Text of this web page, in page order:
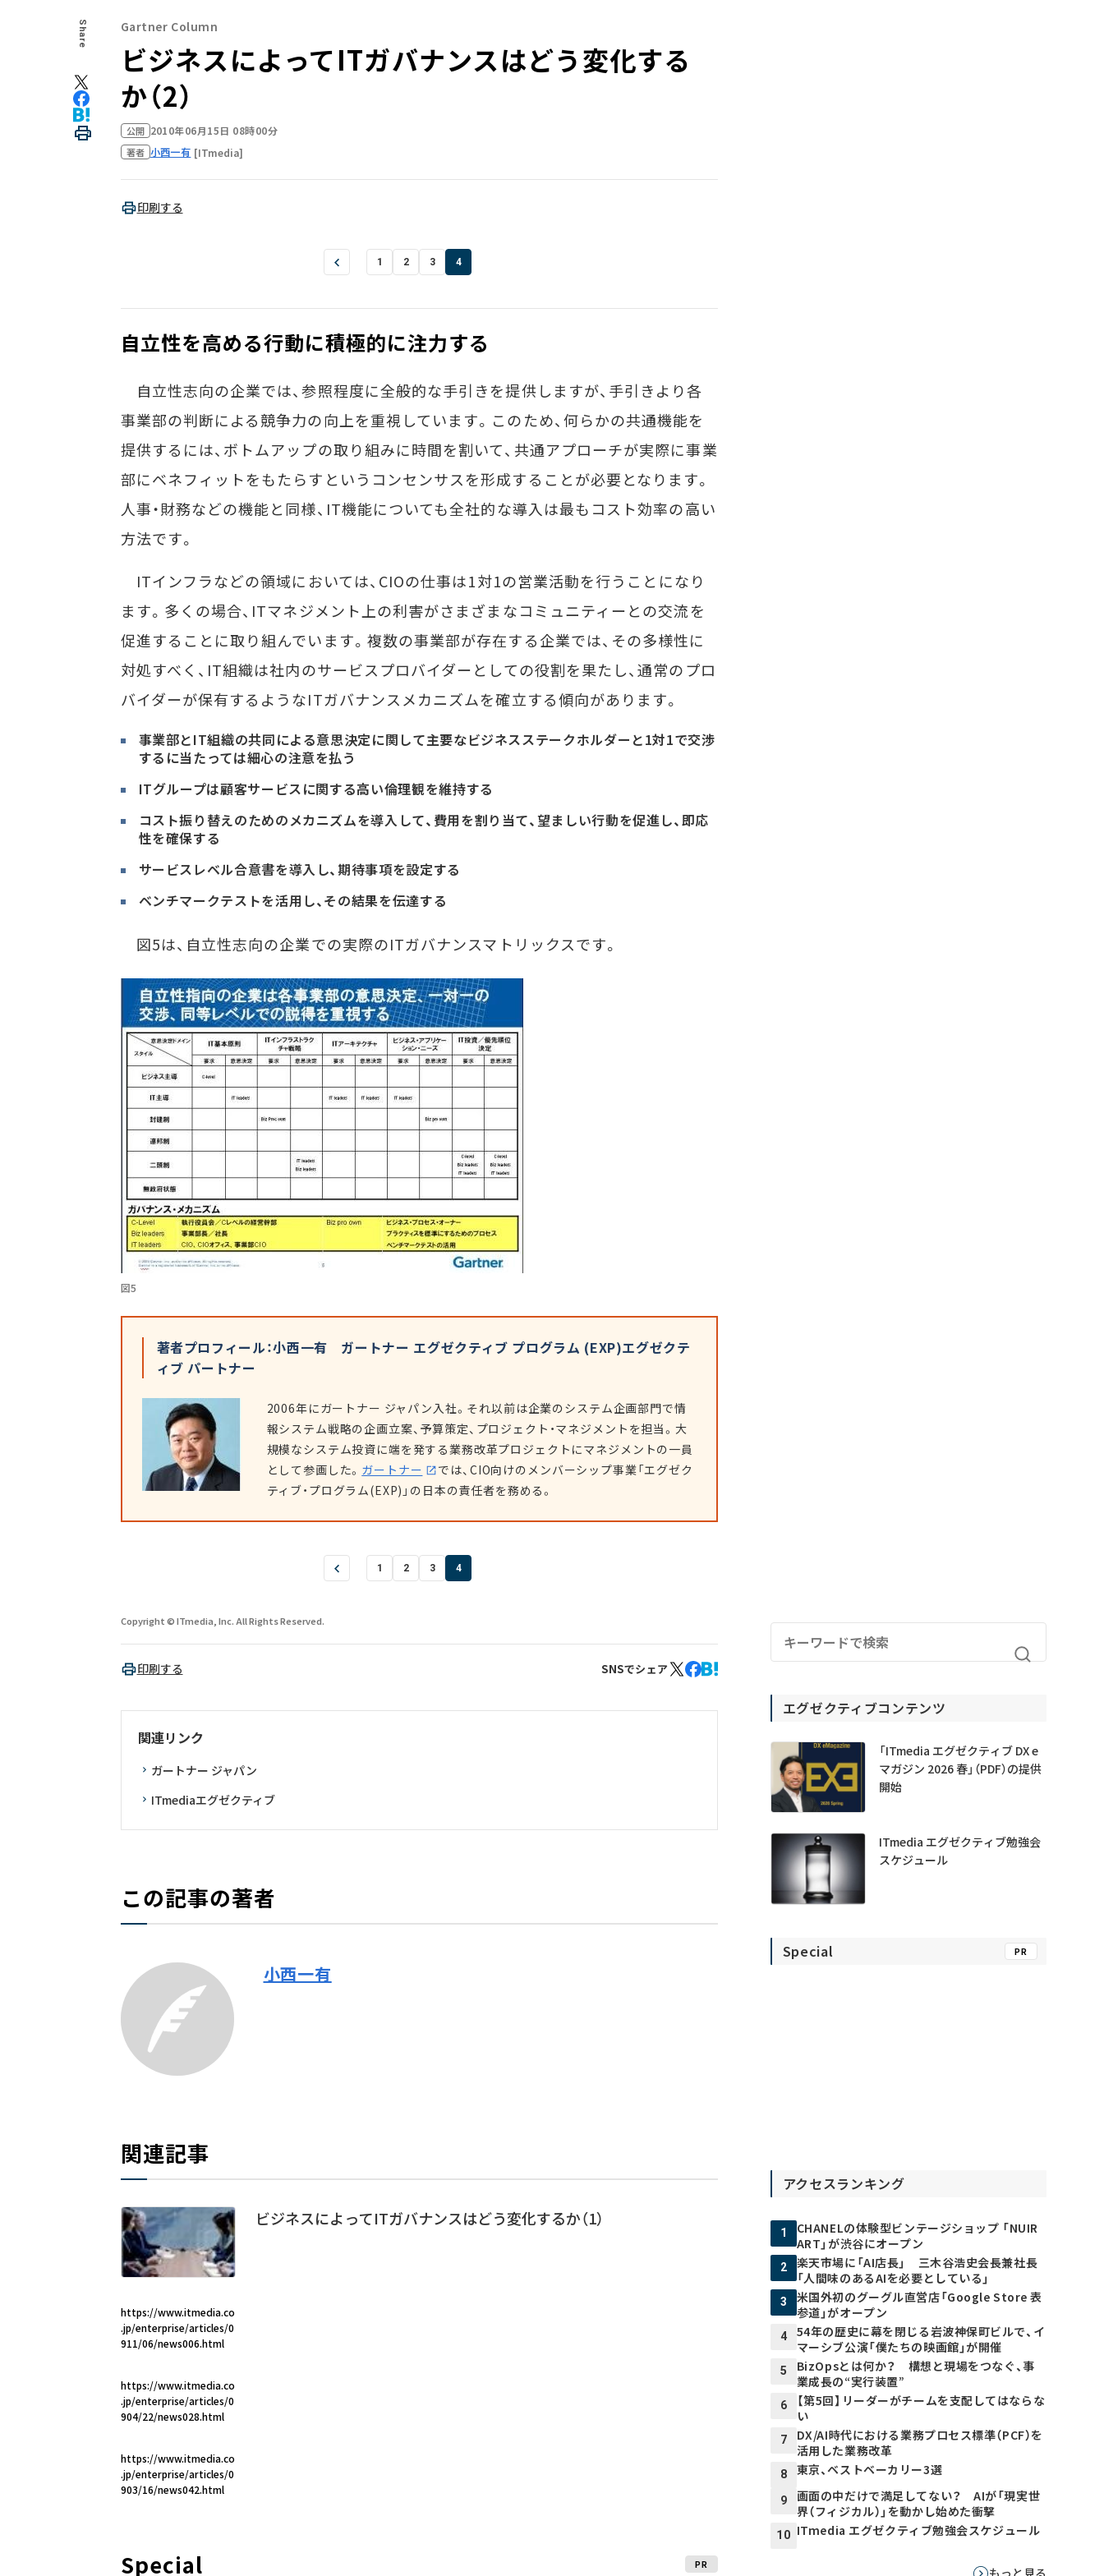
Share Gartner Column
ビジネスによってITガバナンスはどう変化する
か（2）
公開 2010年06月15日 08時00分
著者 小西一有 [ITmedia]
印刷する
1 2 3 4
自立性を高める行動に積極的に注力する
自立性志向の企業では、参照程度に全般的な手引きを提供しますが、手引きより各
事業部の判断による競争力の向上を重視しています。このため、何らかの共通機能を
提供するには、ボトムアップの取り組みに時間を割いて、共通アプローチが実際に事業
部にベネフィットをもたらすというコンセンサスを形成することが必要となります。
人事・財務などの機能と同様、IT機能についても全社的な導入は最もコスト効率の高い
方法です。
ITインフラなどの領域においては、CIOの仕事は1対1の営業活動を行うことになり
ます。多くの場合、ITマネジメント上の利害がさまざまなコミュニティーとの交流を
促進することに取り組んでいます。複数の事業部が存在する企業では、その多様性に
対処すべく、IT組織は社内のサービスプロバイダーとしての役割を果たし、通常のプロ
バイダーが保有するようなITガバナンスメカニズムを確立する傾向があります。
事業部とIT組織の共同による意思決定に関して主要なビジネスステークホルダーと1対1で交渉
するに当たっては細心の注意を払う
ITグループは顧客サービスに関する高い倫理観を維持する
コスト振り替えのためのメカニズムを導入して、費用を割り当て、望ましい行動を促進し、即応
性を確保する
サービスレベル合意書を導入し、期待事項を設定する
ベンチマークテストを活用し、その結果を伝達する
図5は、自立性志向の企業での実際のITガバナンスマトリックスです。
図5
著者プロフィール：小西一有 ガートナー エグゼクティブ プログラム (EXP)エグゼクテ
ィブ パートナー
2006年にガートナー ジャパン入社。それ以前は企業のシステム企画部門で情
報システム戦略の企画立案、予算策定、プロジェクト・マネジメントを担当。大
規模なシステム投資に端を発する業務改革プロジェクトにマネジメントの一員
として参画した。 ガートナー
では、CIO向けのメンバーシップ事業「エグゼク
ティブ・プログラム(EXP)」の日本の責任者を務める。
1 2 3 4
Copyright © ITmedia, Inc. All Rights Reserved.
印刷する SNSでシェア
関連リンク
ガートナー ジャパン
ITmediaエグゼクティブ
この記事の著者
小西一有
関連記事
ビジネスによってITガバナンスはどう変化するか（1）
https://www.itmedia.co
.jp/enterprise/articles/0
911/06/news006.html
https://www.itmedia.co
.jp/enterprise/articles/0
904/22/news028.html
https://www.itmedia.co
.jp/enterprise/articles/0
903/16/news042.html
Special PR
エグゼクティブコンテンツ
「ITmedia エグゼクティブ DX e
マガジン 2026 春」（PDF）の提供
開始
ITmedia エグゼクティブ勉強会
スケジュール
Special PR
アクセスランキング
1
CHANELの体験型ビンテージショップ 「NUIR
ART」が渋谷にオープン
2
楽天市場に「AI店長」 三木谷浩史会長兼社長
「人間味のあるAIを必要としている」
3
米国外初のグーグル直営店「Google Store 表
参道」がオープン
4
54年の歴史に幕を閉じる岩波神保町ビルで、イ
マーシブ公演「僕たちの映画館」が開催
5
BizOpsとは何か？ 構想と現場をつなぐ、事
業成長の“実行装置”
6
【第5回】リーダーがチームを支配してはならな
い
7
DX/AI時代における業務プロセス標準（PCF）を
活用した業務改革
8 東京、ベストベーカリー3選
9
画面の中だけで満足してない？ AIが「現実世
界（フィジカル）」を動かし始めた衝撃
10 ITmedia エグゼクティブ勉強会スケジュール
もっと見る